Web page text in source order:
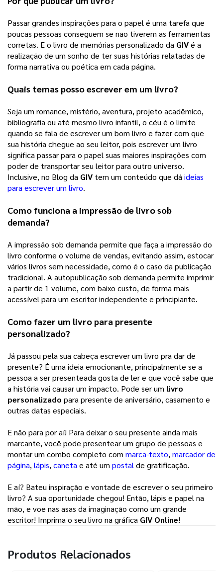
Passar grandes inspirações para o papel é uma tarefa que
poucas pessoas conseguem se não tiverem as ferramentas
corretas. E o livro de memórias personalizado da GIV é a
realização de um sonho de ter suas histórias relatadas de
forma narrativa ou poética em cada página.
Quais temas posso escrever em um livro?
Seja um romance, mistério, aventura, projeto acadêmico,
bibliografia ou até mesmo livro infantil, o céu é o limite
quando se fala de escrever um bom livro e fazer com que
sua história chegue ao seu leitor, pois escrever um livro
significa passar para o papel suas maiores inspirações com
poder de transportar seu leitor para outro universo.
Inclusive, no Blog da GIV tem um conteúdo que dá ideias
para escrever um livro.
Como funciona a impressão de livro sob
demanda?
A impressão sob demanda permite que faça a impressão do
livro conforme o volume de vendas, evitando assim, estocar
vários livros sem necessidade, como é o caso da publicação
tradicional. A autopublicação sob demanda permite imprimir
a partir de 1 volume, com baixo custo, de forma mais
acessível para um escritor independente e principiante.
Como fazer um livro para presente
personalizado?
Já passou pela sua cabeça escrever um livro pra dar de
presente? É uma ideia emocionante, principalmente se a
pessoa a ser presenteada gosta de ler e que você sabe que
a história vai causar um impacto. Pode ser um livro
personalizado para presente de aniversário, casamento e
outras datas especiais.
E não para por aí! Para deixar o seu presente ainda mais
marcante, você pode presentear um grupo de pessoas e
montar um combo completo com marca-texto, marcador de
página, lápis, caneta e até um postal de gratificação.
E aí? Bateu inspiração e vontade de escrever o seu primeiro
livro? A sua oportunidade chegou! Então, lápis e papel na
mão, e voe nas asas da imaginação como um grande
escritor! Imprima o seu livro na gráfica GIV Online!
Produtos Relacionados